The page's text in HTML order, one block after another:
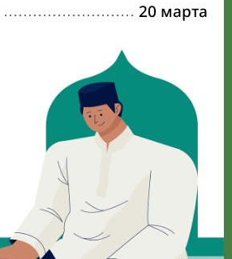
20 марта